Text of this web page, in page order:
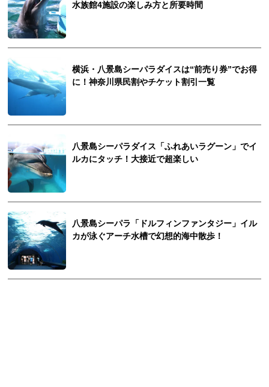
水族館4施設の楽しみ方と所要時間
横浜・八景島シーパラダイスは“前売り券”でお得
に！神奈川県民割やチケット割引一覧
八景島シーパラダイス「ふれあいラグーン」でイ
ルカにタッチ！大接近で超楽しい
八景島シーパラ「ドルフィンファンタジー」イル
カが泳ぐアーチ水槽で幻想的海中散歩！